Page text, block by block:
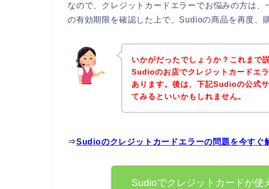
なので、クレジットカードエラーでお悩みの方は
の有効期限を確認した上で、Sudioの商品を再度、
いかがだったでしょうか？これまで
Sudioのお店でクレジットカードエ
あります。後は、下記Sudioの公式
てみるといいかもしれません。
⇒Sudioのクレジットカードエラーの問題を今すぐ
Sudioでクレジットカードが使